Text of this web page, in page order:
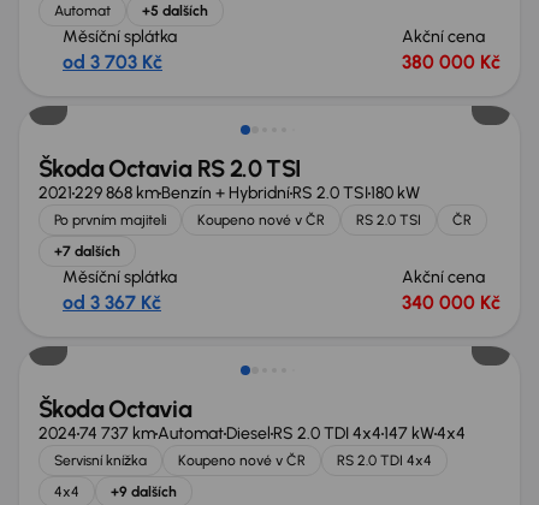
Automat
+5 dalších
Měsíční splátka
od 3 703 Kč
Akční cena
380 000 Kč
Možnost odpočtu DPH
Škoda Octavia RS 2.0 TSI
2021229 868 kmBenzín + HybridníRS 2.0 TSI180 kW
Po prvním majiteli Koupeno nové v ČR RS 2.0 TSI
ČR
+7 dalších
Měsíční splátka
od 3 367 Kč
Akční cena
340 000 Kč
Zlevněno o 70 000 Kč
Škoda Octavia
202474 737 kmAutomatDiesel RS 2.0 TDI 4x4147 kW4x4
Servisní knížka Koupeno nové v ČR
RS 2.0 TDI 4x4
4x4
+9 dalších